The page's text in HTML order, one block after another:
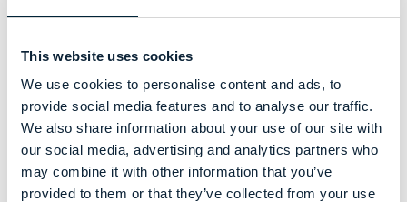
This website uses cookies
We use cookies to personalise content and ads, to
provide social media features and to analyse our traffic.
We also share information about your use of our site with
our social media, advertising and analytics partners who
may combine it with other information that you’ve
provided to them or that they’ve collected from your use